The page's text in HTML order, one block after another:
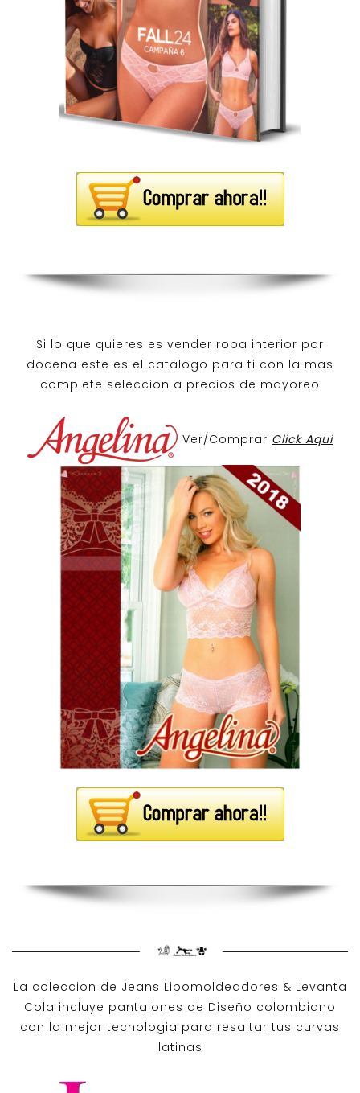
Si lo que quieres es vender ropa interior por
docena este es el catalogo para ti con la mas
complete seleccion a precios de mayoreo
Ver/Comprar Click Aqui
La coleccion de Jeans Lipomoldeadores & Levanta
Cola incluye pantalones de Diseño colombiano
con la mejor tecnologia para resaltar tus curvas
latinas